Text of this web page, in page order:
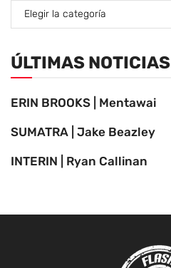
ÚLTIMAS NOTICIAS
ERIN BROOKS | Mentawai
SUMATRA | Jake Beazley
INTERIN | Ryan Callinan